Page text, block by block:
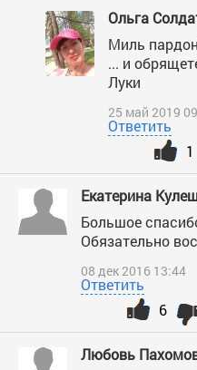
Ольга
Миль
... и
Луки
25 май 2019
Ответить
1
Екатерина
Большое
Обязательно
08 дек 2016 13:44
Ответить
6
Любовь